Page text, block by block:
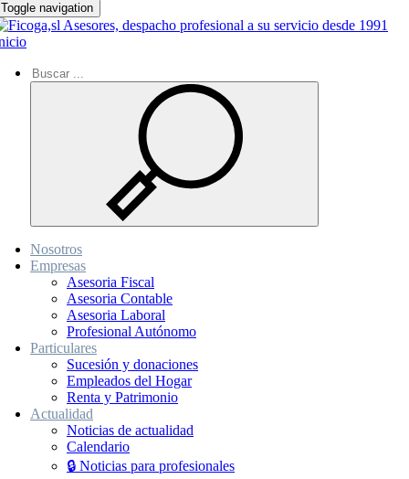
Toggle navigation
Nosotros
Empresas
Asesoria Fiscal
Asesoria Contable
Asesoria Laboral
Profesional Autónomo
Particulares
Sucesión y donaciones
Empleados del Hogar
Renta y Patrimonio
Actualidad
Noticias de actualidad
Calendario
🔒 Noticias para profesionales